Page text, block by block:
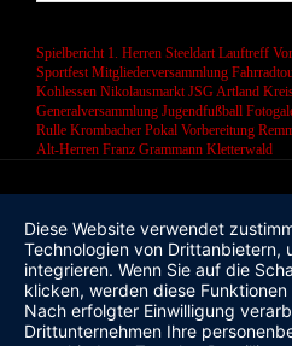
Spielbericht 1. Herren Steeldart Lauftreff
Sportfest Mitgliederversammlung
Kohlessen Nikolausmarkt JSG Artland
Generalversammlung Jugendfußball
Rulle Krombacher Pokal Vorbereitung
Alt-Herren Franz Grammann Kletterwald
Diese Website verwendet
Technologien von Drittanbietern,
integrieren. Wenn Sie auf die
klicken, werden diese
Nach erfolgter Einwilligung
Drittunternehmen Ihre